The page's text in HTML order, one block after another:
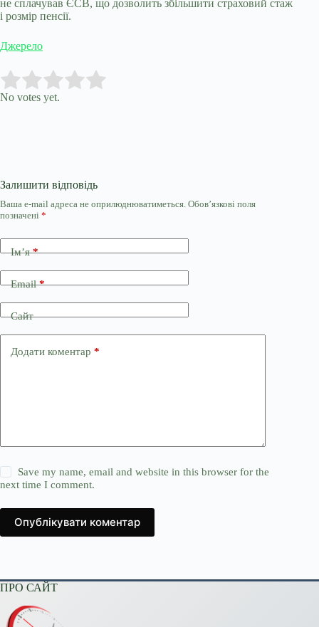
не сплачував ЄСВ, що дозволить збільшити страховий стаж
і розмір пенсії.
Джерело
Rate this item:
No votes yet.
Залишити відповідь
Ваша e-mail адреса не оприлюднюватиметься. Обов’язкові поля
позначені *
Ім’я*
Email*
Сайт
Додати коментар *
Save my name, email and website in this browser for the
next time I comment.
Опублікувати коментар
ПРО САЙТ